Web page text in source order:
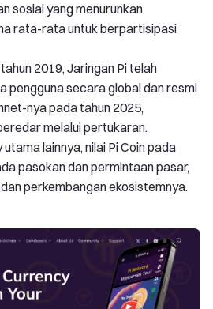
sosial yang menurunkan
rata-rata untuk berpartisipasi
2019, Jaringan Pi telah
pengguna secara global dan resmi
nya pada tahun 2025,
melalui pertukaran.
lainnya, nilai Pi Coin pada
pasokan dan permintaan pasar,
perkembangan ekosistemnya.